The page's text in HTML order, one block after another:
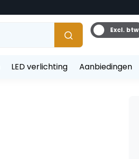
Excl. btw
LED verlichting Aanbiedingen